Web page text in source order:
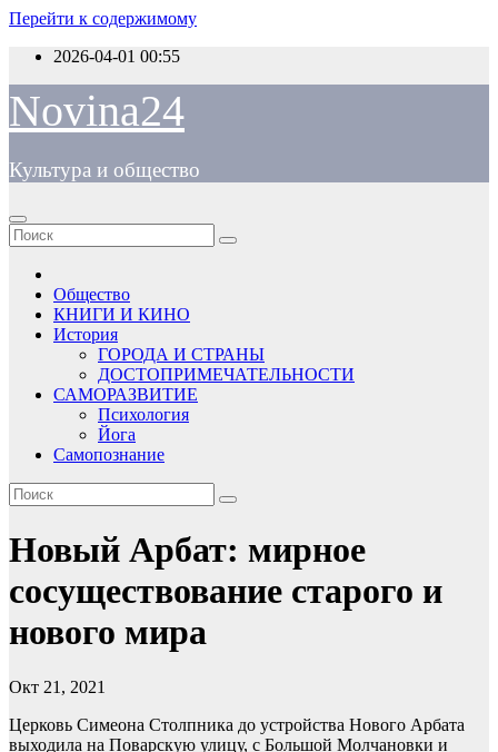
Перейти к содержимому
2026-04-01 00:55
Novina24
Культура и общество
Общество
КНИГИ И КИНО
История
ГОРОДА И СТРАНЫ
ДОСТОПРИМЕЧАТЕЛЬНОСТИ
САМОРАЗВИТИЕ
Психология
Йога
Самопознание
Новый Арбат: мирное
сосуществование старого и
нового мира
Окт 21, 2021
Церковь Симеона Столпника до устройства Нового Арбата
выходила на Поварскую улицу, с Большой Молчановки и